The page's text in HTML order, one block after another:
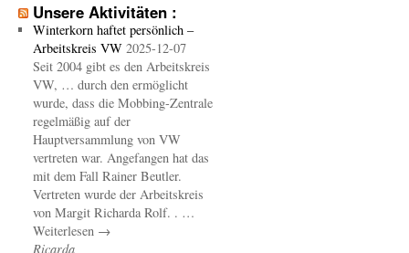
Unsere Aktivitäten :
Winterkorn haftet persönlich –
Arbeitskreis VW 2025-12-07
Seit 2004 gibt es den Arbeitskreis
VW, … durch den ermöglicht
wurde, dass die Mobbing-Zentrale
regelmäßig auf der
Hauptversammlung von VW
vertreten war. Angefangen hat das
mit dem Fall Rainer Beutler.
Vertreten wurde der Arbeitskreis
von Margit Richarda Rolf. . …
Weiterlesen →
Ricarda